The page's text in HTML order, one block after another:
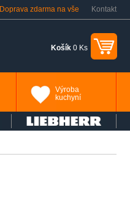
Doprava zdarma na vše Kontakt
Košík0 Ks
Výroba
kuchyní